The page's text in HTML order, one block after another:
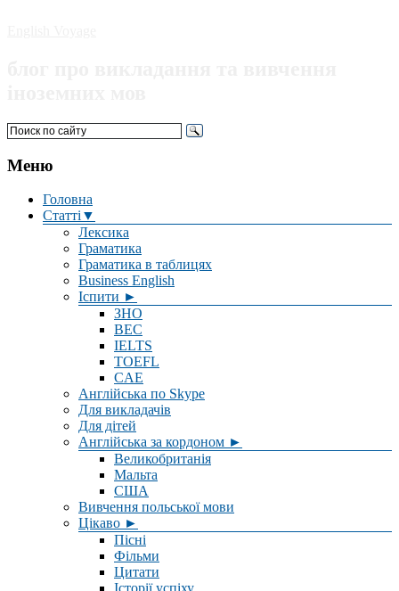
Меню
Головна
Статті▼
Лексика
Граматика
Граматика в таблицях
Business English
Іспити ►
ЗНО
BEC
IELTS
TOEFL
CAE
Англійська по Skype
Для викладачів
Для дітей
Англійська за кордоном ►
Великобританія
Мальта
США
Вивчення польської мови
Цікаво ►
Пісні
Фільми
Цитати